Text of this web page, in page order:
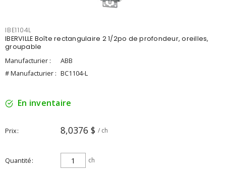
IBE1104L
IBERVILLE Boîte rectangulaire 2 1/2po de profondeur, oreilles,
groupable
Manufacturier :
ABB
# Manufacturier : BC1104-L
En inventaire
Prix 8,0376 $ / ch
Quantité ch